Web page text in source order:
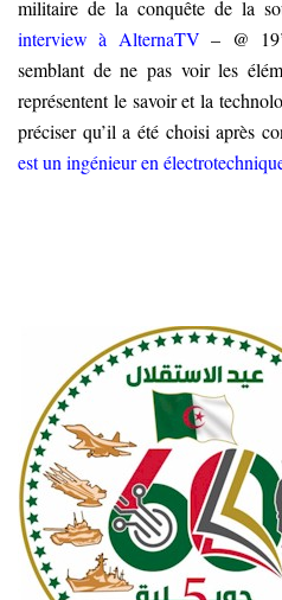
militaire de la conquête de la
interview à AlternaTV – @
semblant de ne pas voir les
représentent le savoir et la
préciser qu’il a été choisi après
est un ingénieur en